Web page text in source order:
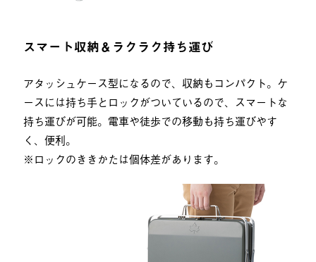
スマート収納＆ラクラク持ち運び
アタッシュケース型になるので、収納もコンパクト。ケ
ースには持ち手とロックがついているので、スマートな
持ち運びが可能。電車や徒歩での移動も持ち運びやす
く、便利。
※ロックのききかたは個体差があります。